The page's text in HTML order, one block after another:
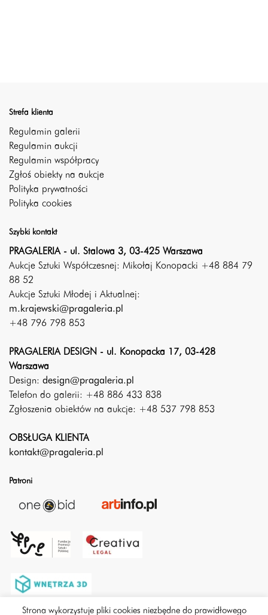
Strefa klienta
Regulamin galerii
Regulamin aukcji
Regulamin współpracy
Zgłoś obiekty na aukcje
Polityka prywatności
Polityka cookies
Szybki kontakt
PRAGALERIA - ul. Stalowa 3, 03-425 Warszawa
Aukcje Sztuki Współczesnej: Mikołaj Konopacki +48 884 79
88 52
Aukcje Sztuki Młodej i Aktualnej:
m.krajewski@pragaleria.pl
+48 796 798 853
PRAGALERIA DESIGN - ul. Konopacka 17, 03-428
Warszawa
Design: design@pragaleria.pl
Telefon do galerii: +48 886 433 838
Zgłoszenia obiektów na aukcje: +48 537 798 853
OBSŁUGA KLIENTA
kontakt@pragaleria.pl
Patroni
Strona wykorzystuje pliki cookies niezbędne do prawidłowego